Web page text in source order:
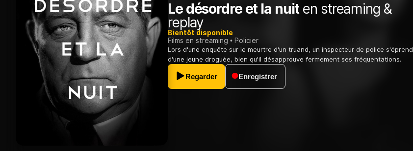
Le désordre et la nuiten streaming &
replay
Bientôt disponible
Films en streaming
Policier
Lors d'une enquête sur le meurtre d'un truand, un inspecteur de police s'éprend
d'une jeune droguée, bien qu'il désapprouve fermement ses fréquentations.
Regarder Enregistrer